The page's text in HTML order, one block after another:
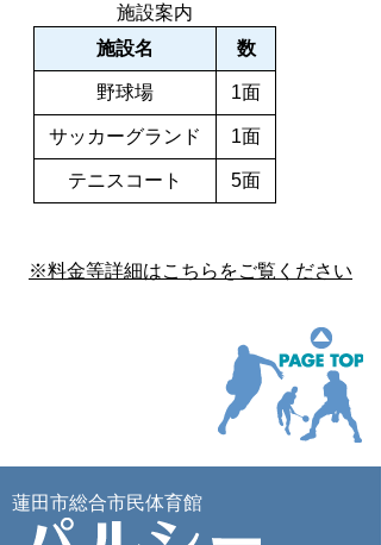
施設案内
施設名
数
野球場 1面
サッカーグランド 1面
テニスコート 5面
※料金等詳細はこちらをご覧ください
蓮田市総合市民体育館